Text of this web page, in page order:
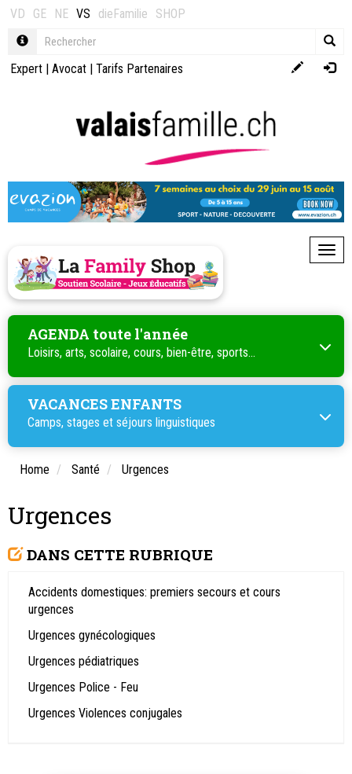
VD GE NE VS dieFamilie SHOP
Expert | Avocat | Tarifs Partenaires
AGENDA toute l'année
Loisirs, arts, scolaire, cours, bien-être, sports...
VACANCES ENFANTS
Camps, stages et séjours linguistiques
Home Santé Urgences
Urgences
DANS CETTE RUBRIQUE
Accidents domestiques: premiers secours et cours
urgences
Urgences gynécologiques
Urgences pédiatriques
Urgences Police - Feu
Urgences Violences conjugales